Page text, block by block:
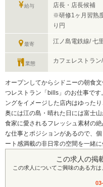
給与
店長・店長
※研修1ヶ月習熟
り円
最寄 江ノ島電鉄線/ 七
業態 カフェレストラン
オープンしてからシドニーの朝食
つレストラン「bills」のお仕事で
ングをイメージした店内はゆった
奥には江の島・晴れた日には富士
食家に愛されるフレッシュ素材の
な仕事とポジションがあるので、
ート感満載の非日常の空間を一緒に
この求人の掲
この求人についてご興味のある方